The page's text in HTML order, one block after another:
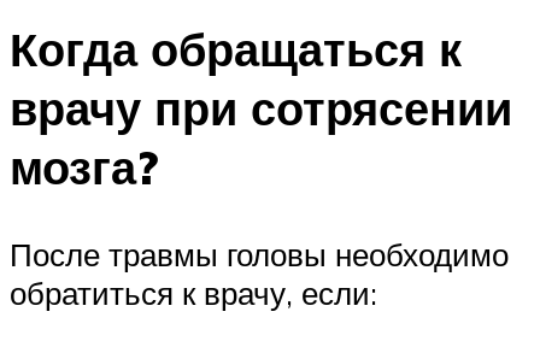
Когда обращаться к
врачу при сотрясении
мозга?
После травмы головы необходимо
обратиться к врачу, если: